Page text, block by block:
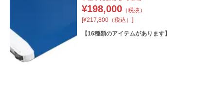
¥198,000（税抜）
[¥217,800（税込）]
【16種類のアイテムがあります】